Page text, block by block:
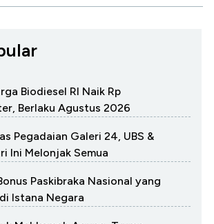
Biodiesel RI Naik Rp
Berlaku Agustus 2026
Pegadaian Galeri 24, UBS &
Ini Melonjak Semua
Paskibraka Nasional yang
Istana Negara